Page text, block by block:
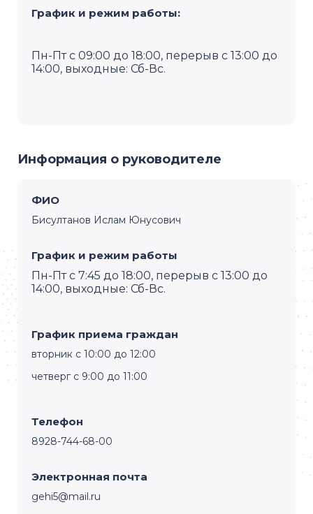
График и режим работы:
Пн-Пт с 09:00 до 18:00, перерыв с 13:00 до
14:00, выходные: Сб-Вс.
Информация о руководителе
ФИО
Бисултанов Ислам Юнусович
График и режим работы
Пн-Пт с 7:45 до 18:00, перерыв с 13:00 до
14:00, выходные: Сб-Вс.
График приема граждан
вторник с 10:00 до 12:00
четверг с 9:00 до 11:00
Телефон
8928-744-68-00
Электронная почта
gehi5@mail.ru